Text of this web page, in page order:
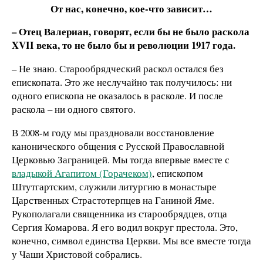
От нас, конечно, кое-что зависит…
– Отец Валериан, говорят, если бы не было раскола
XVII века, то не было бы и революции 1917 года.
– Не знаю. Старообрядческий раскол остался без
епископата. Это же неслучайно так получилось: ни
одного епископа не оказалось в расколе. И после
раскола – ни одного святого.
В 2008-м году мы праздновали восстановление
канонического общения с Русской Православной
Церковью Заграницей. Мы тогда впервые вместе с
владыкой Агапитом (Горачеком), епископом
Штутгартским, служили литургию в монастыре
Царственных Страстотерпцев на Ганиной Яме.
Рукополагали священника из старообрядцев, отца
Сергия Комарова. Я его водил вокруг престола. Это,
конечно, символ единства Церкви. Мы все вместе тогда
у Чаши Христовой собрались.